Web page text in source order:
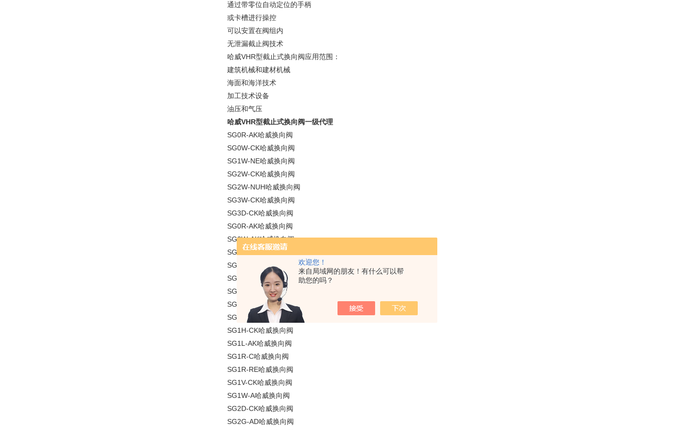
欢迎您！
来自局域网的朋友！有什么可以帮
助您的吗？
通过带零位自动定位的手柄
或卡槽进行操控
可以安置在阀组内
无泄漏截止阀技术
哈威VHR型截止式换向阀应用范围：
建筑机械和建材机械
海面和海洋技术
加工技术设备
油压和气压
哈威VHR型截止式换向阀一级代理
SG0R-AK哈威换向阀
SG0W-CK哈威换向阀
SG1W-NE哈威换向阀
SG2W-CK哈威换向阀
SG2W-NUH哈威换向阀
SG3W-CK哈威换向阀
SG3D-CK哈威换向阀
SG0R-AK哈威换向阀
SG0W-AK哈威换向阀
SG0W-AK哈威换向阀
SG0W-C哈威换向阀
SG0W-CK哈威换向阀
SG1D-PK哈威换向阀
SG1G-MD2哈威换向阀
SG1G-ND哈威换向阀
SG1H-CK哈威换向阀
SG1L-AK哈威换向阀
SG1R-C哈威换向阀
SG1R-RE哈威换向阀
SG1V-CK哈威换向阀
SG1W-A哈威换向阀
SG2D-CK哈威换向阀
SG2G-AD哈威换向阀